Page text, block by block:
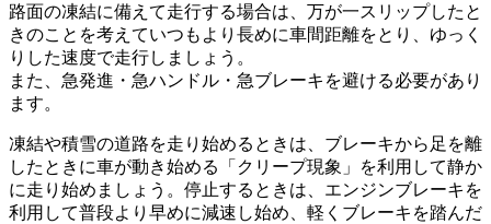
路面の凍結に備えて走行する場合は、万が一スリップしたと
きのことを考えていつもより長めに車間距離をとり、ゆっく
りした速度で走行しましょう。
また、急発進・急ハンドル・急ブレーキを避ける必要があり
ます。
凍結や積雪の道路を走り始めるときは、ブレーキから足を離
したときに車が動き始める「クリープ現象」を利用して静か
に走り始めましょう。停止するときは、エンジンブレーキを
利用して普段より早めに減速し始め、軽くブレーキを踏んだ